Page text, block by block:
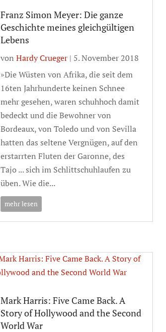
Franz Simon Meyer: Die ganze
Geschichte meines gleichgültigen
Lebens
von Hardy Crueger| 5. November 2018
»Die Wüsten von Afrika, die seit dem
16ten Jahrhunderte keinen Schnee
mehr gesehen, waren schuhhoch damit
bedeckt und die Bewohner von
Bordeaux, von Toledo und von Sevilla
hatten das seltene Vergnügen, auf den
erstarrten Fluten der Garonne, des
Tajo ... sich im Schlittschuhlaufen zu
üben. Wie die...
mehr lesen
Mark Harris: Five Came Back. A
Story of Hollywood and the Second
World War